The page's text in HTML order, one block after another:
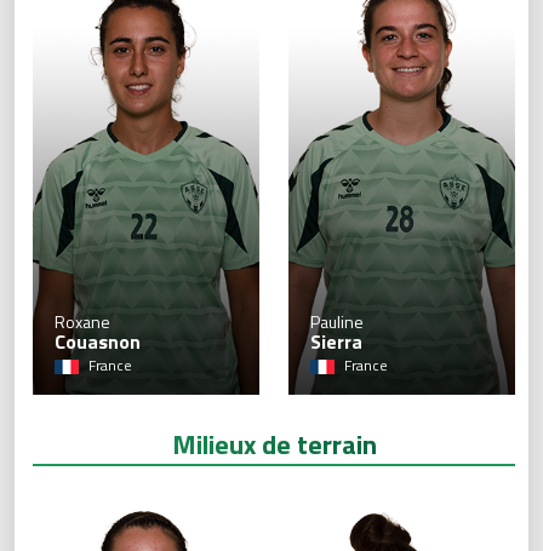
22
Roxane
Couasnon
France
Pauline
Sierra
France
Milieux de terrain